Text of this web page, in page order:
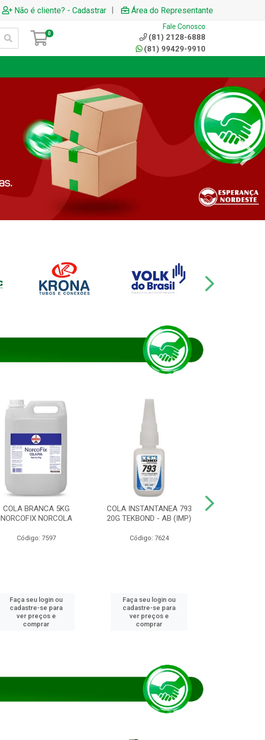
Não é cliente? - Cadastrar | Área do Representante
0
Fale Conosco
(81) 2128-6888
(81) 99429-9910
COLA BRANCA 5KG
NORCOFIX NORCOLA
Código: 7597
Faça seu login ou
cadastre-se para
ver preços e
comprar
COLA INSTANTANEA 793
20G TEKBOND - AB (IMP)
Código: 7624
Faça seu login ou
cadastre-se para
ver preços e
comprar